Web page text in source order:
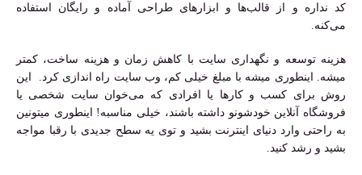
کد نداره و از قالب‌ها و ابزارهای طراحی آماده و رایگان استفاده
می‌کنه.
هزینه‌ توسعه و نگهداری سایت با کاهش زمان و هزینه ساخت، کمتر
میشه. اینطوری میشه با مبلغ خیلی کم، وب سایت راه اندازی کرد. این
روش برای کسب و کارها یا افرادی که می‌خوان سایت شخصی یا
فروشگاه آنلاین خودشونو داشته باشند، خیلی مناسبه! اینطوری میتونین
به راحتی وارد دنیای اینترنت بشید و توی یه سطح جدیدی با رقبا مواجه
بشید و رشد کنید.